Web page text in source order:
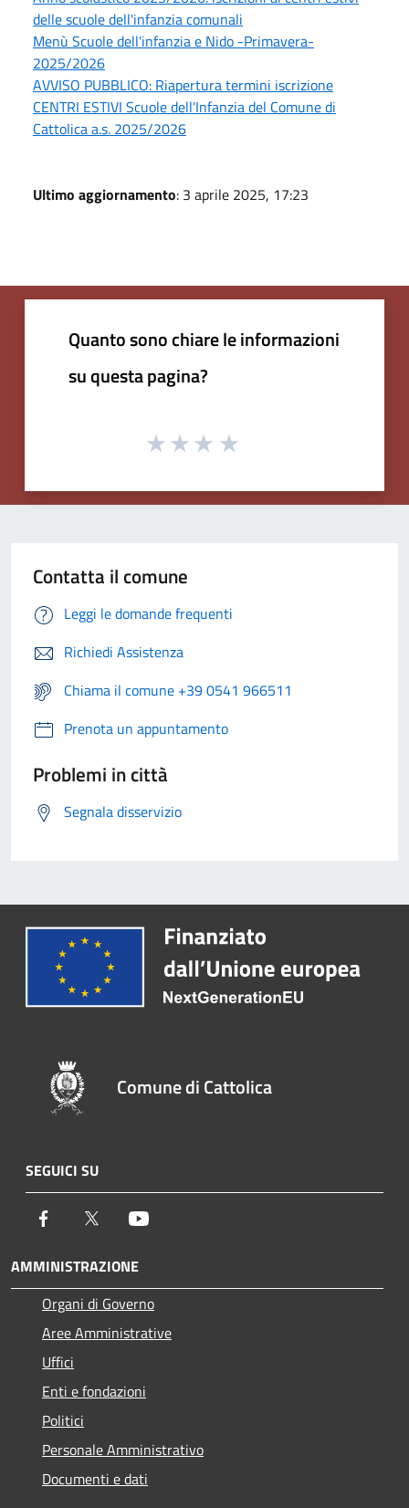
delle scuole dell'infanzia comunali
Menù Scuole dell'infanzia e Nido -Primavera-
2025/2026
AVVISO PUBBLICO: Riapertura termini iscrizione
CENTRI ESTIVI Scuole dell'Infanzia del Comune di
Cattolica a.s. 2025/2026
Ultimo aggiornamento: 3 aprile 2025, 17:23
Quanto sono chiare le informazioni
su questa pagina?
Contatta il comune
Leggi le domande frequenti
Richiedi Assistenza
Chiama il comune +39 0541 966511
Prenota un appuntamento
Problemi in città
Segnala disservizio
Comune di Cattolica
SEGUICI SU
Facebook Twitter
AMMINISTRAZIONE
Organi di Governo
Aree Amministrative
Uffici
Enti e fondazioni
Politici
Personale Amministrativo
Documenti e dati